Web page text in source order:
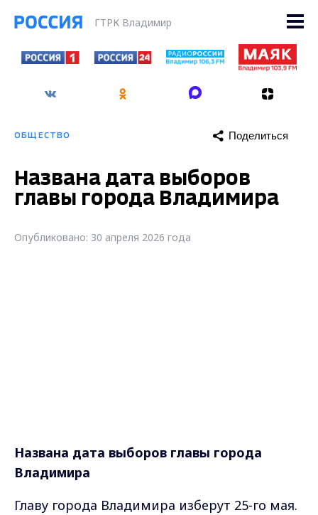
ГТРК Владимир
ОБЩЕСТВО Поделиться
Названа дата выборов
главы города Владимира
Опубликовано: 30 апреля 2026 года
Названа дата выборов главы города
Владимира
Главу города Владимира изберут 25-го мая.